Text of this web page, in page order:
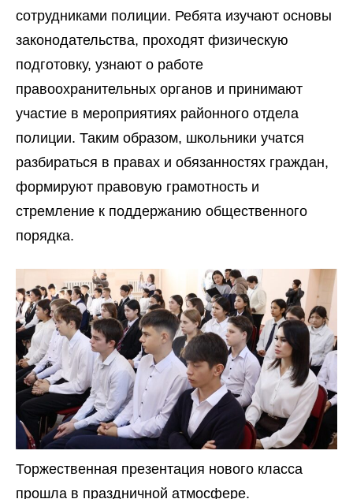
сотрудниками полиции. Ребята изучают основы
законодательства, проходят физическую
подготовку, узнают о работе
правоохранительных органов и принимают
участие в мероприятиях районного отдела
полиции. Таким образом, школьники учатся
разбираться в правах и обязанностях граждан,
формируют правовую грамотность и
стремление к поддержанию общественного
порядка.
Торжественная презентация нового класса
прошла в праздничной атмосфере.